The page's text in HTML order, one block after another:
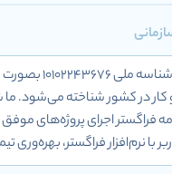
شرکت
کار در کشور شناخته ‌می‌شود.